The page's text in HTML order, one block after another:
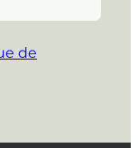
de